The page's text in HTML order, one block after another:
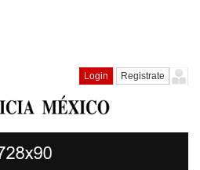
Login Registrate